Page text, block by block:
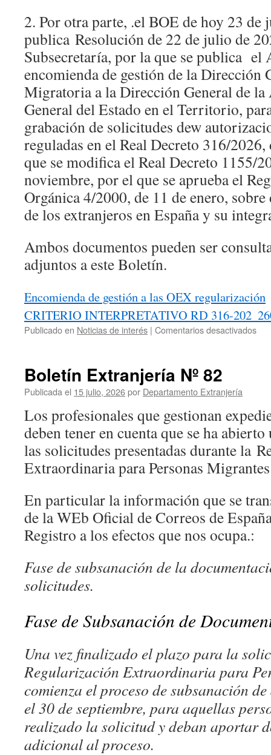
2. Por otra parte, .el BOE de hoy 23 de
publica Resolución de 22 de julio de
Subsecretaría, por la que se publica el
encomienda de gestión de la Dirección
Migratoria a la Dirección General de
General del Estado en el Territorio,
grabación de solicitudes dew
reguladas en el Real Decreto 316/
que se modifica el Real Decreto 1155/
noviembre, por el que se aprueba el
Orgánica 4/2000, de 11 de enero,
de los extranjeros en España y su
Ambos documentos pueden ser
adjuntos a este Boletín.
Encomienda de gestión a las OEX regularización
CRITERIO INTERPRETATIVO RD 316-
Publicado en Noticias de interés | Comentarios desactivadosen
Boletín Extranjería Nº 82
Publicada el 15 julio, 2026por Departamento Extranjería
Los profesionales que gestionan
deben tener en cuenta que se ha
las solicitudes presentadas durante la
Extraordinaria para Personas
En particular la información que se
de la WEb Oficial de Correos de
Registro a los efectos que nos ocupa.:
Fase de subsanación de la
solicitudes.
Fase de Subsanación de
Una vez finalizado el plazo para la
Regularización Extraordinaria para
comienza el proceso de subsanación
el 30 de septiembre, para aquellas
realizado la solicitud y deban aportar
adicional al proceso.